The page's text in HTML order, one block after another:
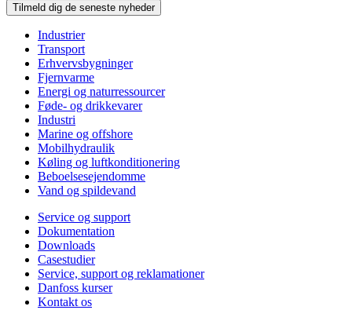
Tilmeld dig de seneste nyheder
Industrier
Transport
Erhvervsbygninger
Fjernvarme
Energi og naturressourcer
Føde- og drikkevarer
Industri
Marine og offshore
Mobilhydraulik
Køling og luftkonditionering
Beboelsesejendomme
Vand og spildevand
Service og support
Dokumentation
Downloads
Casestudier
Service, support og reklamationer
Danfoss kurser
Kontakt os